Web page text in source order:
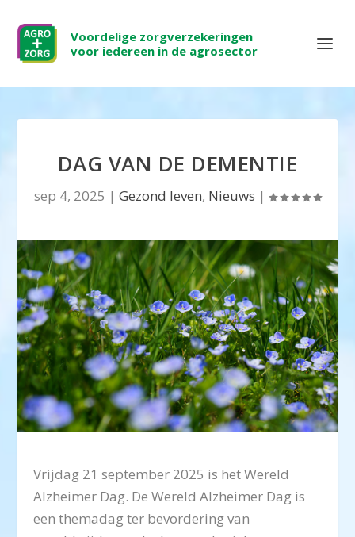
Voordelige zorgverzekeringen
voor iedereen in de agrosector
DAG VAN DE DEMENTIE
sep 4, 2025 | Gezond leven, Nieuws |
Vrijdag 21 september 2025 is het Wereld
Alzheimer Dag. De Wereld Alzheimer Dag is
een themadag ter bevordering van